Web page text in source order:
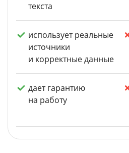
текста
использует реальные
источники
и корректные данные
дает гарантию
на работу